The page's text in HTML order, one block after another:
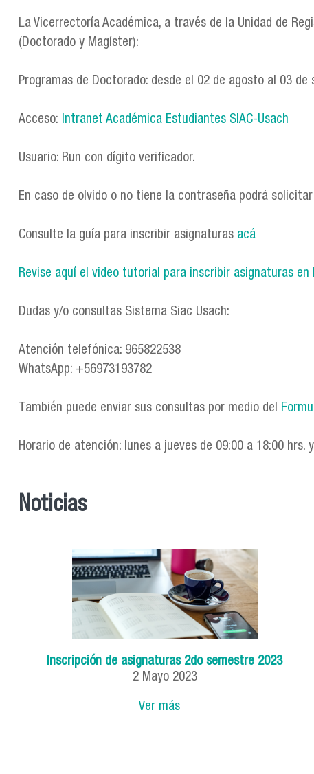
La Vicerrectoría Académica, a través de la Unidad de
(Doctorado y Magíster):
Programas de Doctorado: desde el 02 de agosto al 03 de
Acceso: Intranet Académica Estudiantes SIAC-Usach
Usuario: Run con dígito verificador.
En caso de olvido o no tiene la contraseña podrá
Consulte la guía para inscribir asignaturas acá
Revise aquí el video tutorial para inscribir asignaturas
Dudas y/o consultas Sistema Siac Usach:
Atención telefónica: 965822538
WhatsApp: +56973193782
También puede enviar sus consultas por medio del
Horario de atención: lunes a jueves de 09:00 a 18:00 hrs.
Noticias
Inscripción de asignaturas 2do semestre 2023
2 Mayo 2023
Ver más